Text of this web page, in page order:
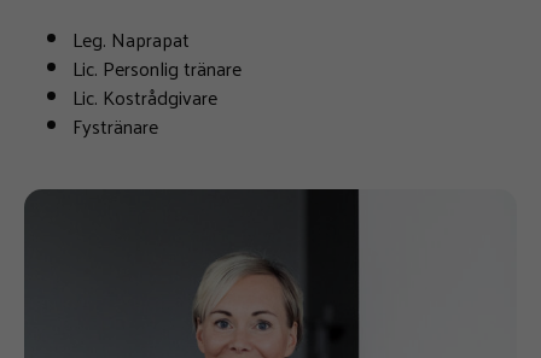
Leg. Naprapat
Lic. Personlig tränare
Lic. Kostrådgivare
Fystränare